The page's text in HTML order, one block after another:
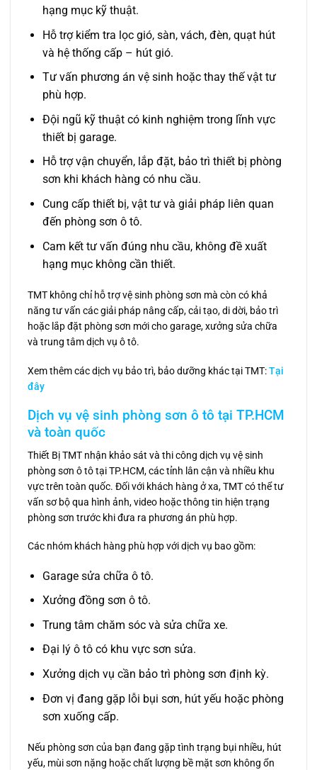
hạng mục kỹ thuật.
Hỗ trợ kiểm tra lọc gió, sàn, vách, đèn, quạt hút
và hệ thống cấp – hút gió.
Tư vấn phương án vệ sinh hoặc thay thế vật tư
phù hợp.
Đội ngũ kỹ thuật có kinh nghiệm trong lĩnh vực
thiết bị garage.
Hỗ trợ vận chuyển, lắp đặt, bảo trì thiết bị phòng
sơn khi khách hàng có nhu cầu.
Cung cấp thiết bị, vật tư và giải pháp liên quan
đến phòng sơn ô tô.
Cam kết tư vấn đúng nhu cầu, không đề xuất
hạng mục không cần thiết.
TMT không chỉ hỗ trợ vệ sinh phòng sơn mà còn có khả
năng tư vấn các giải pháp nâng cấp, cải tạo, di dời, bảo trì
hoặc lắp đặt phòng sơn mới cho garage, xưởng sửa chữa
và trung tâm dịch vụ ô tô.
Xem thêm các dịch vụ bảo trì, bảo dưỡng khác tại TMT:Tại
đây
Dịch vụ vệ sinh phòng sơn ô tô tại TP.HCM
và toàn quốc
Thiết Bị TMT nhận khảo sát và thi công dịch vụ vệ sinh
phòng sơn ô tô tại TP.HCM, các tỉnh lân cận và nhiều khu
vực trên toàn quốc. Đối với khách hàng ở xa, TMT có thể tư
vấn sơ bộ qua hình ảnh, video hoặc thông tin hiện trạng
phòng sơn trước khi đưa ra phương án phù hợp.
Các nhóm khách hàng phù hợp với dịch vụ bao gồm:
Garage sửa chữa ô tô.
Xưởng đồng sơn ô tô.
Trung tâm chăm sóc và sửa chữa xe.
Đại lý ô tô có khu vực sơn sửa.
Xưởng dịch vụ cần bảo trì phòng sơn định kỳ.
Đơn vị đang gặp lỗi bụi sơn, hút yếu hoặc phòng
sơn xuống cấp.
Nếu phòng sơn của bạn đang gặp tình trạng bụi nhiều, hút
yếu, mùi sơn nặng hoặc chất lượng bề mặt sơn không ổn